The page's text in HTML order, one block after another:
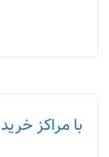
با مراکز خرید